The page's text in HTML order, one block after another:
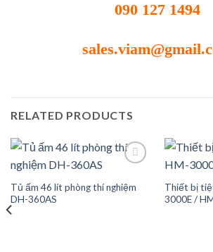
090 127 1494
RELATED PRODUCTS
Tủ ấm 46 lít phòng thí nghiệm
DH-360AS
Thiết bị
3000E /